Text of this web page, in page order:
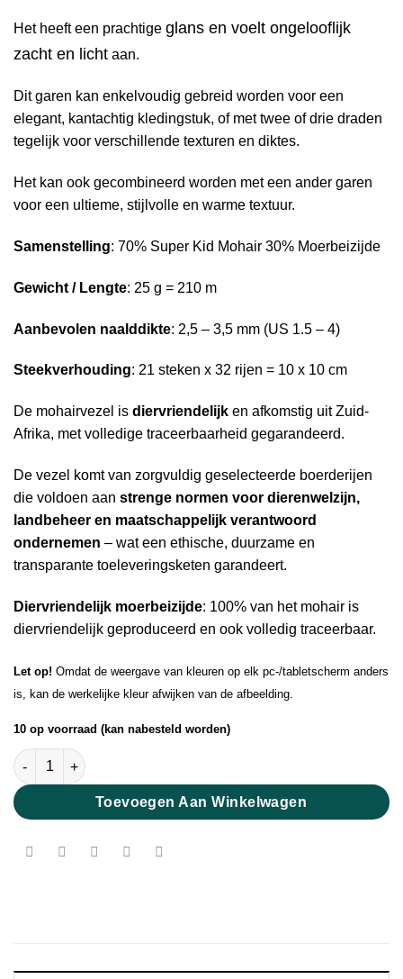
Het heeft een prachtige glans en voelt ongelooflijk
zacht en licht aan.
Dit garen kan enkelvoudig gebreid worden voor een
elegant, kantachtig kledingstuk, of met twee of drie draden
tegelijk voor verschillende texturen en diktes.
Het kan ook gecombineerd worden met een ander garen
voor een ultieme, stijlvolle en warme textuur.
Samenstelling: 70% Super Kid Mohair 30% Moerbeizijde
Gewicht / Lengte: 25 g = 210 m
Aanbevolen naalddikte: 2,5 – 3,5 mm (US 1.5 – 4)
Steekverhouding: 21 steken x 32 rijen = 10 x 10 cm
De mohairvezel is diervriendelijk en afkomstig uit Zuid-
Afrika, met volledige traceerbaarheid gegarandeerd.
De vezel komt van zorgvuldig geselecteerde boerderijen
die voldoen aan strenge normen voor dierenwelzijn,
landbeheer en maatschappelijk verantwoord
ondernemen – wat een ethische, duurzame en
transparante toeleveringsketen garandeert.
Diervriendelijk moerbeizijde: 100% van het mohair is
diervriendelijk geproduceerd en ook volledig traceerbaar.
Let op! Omdat de weergave van kleuren op elk pc-/tabletscherm anders
is, kan de werkelijke kleur afwijken van de afbeelding.
10 op voorraad (kan nabesteld worden)
Pearl Mohair Oatmeal aantal
Toevoegen Aan Winkelwagen